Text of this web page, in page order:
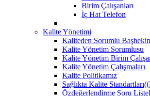
Birim Çalışanları
İç Hat Telefon
Kalite Yönetimi
Kaliteden Sorumlu Başhekim
Kalite Yönetim Sorumlusu
Kalite Yönetim Birim
Kalite Yönetim Çalışmaları
Kalite Politikamız
Sağlıkta Kalite
Özdeğerlendirme Soru